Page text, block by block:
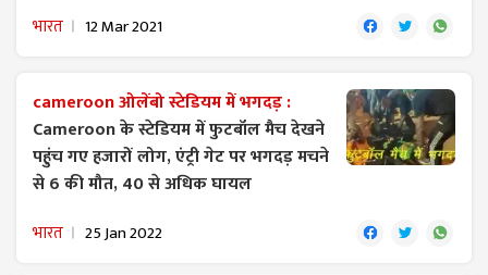
भारत 12 Mar 2021
cameroon ओलेंबो स्टेडियम में भगदड़ :
Cameroon के स्टेडियम में फुटबॉल मैच देखने
पहुंच गए हजारों लोग, एंट्री गेट पर भगदड़ मचने
से 6 की मौत, 40 से अधिक घायल
भारत 25 Jan 2022